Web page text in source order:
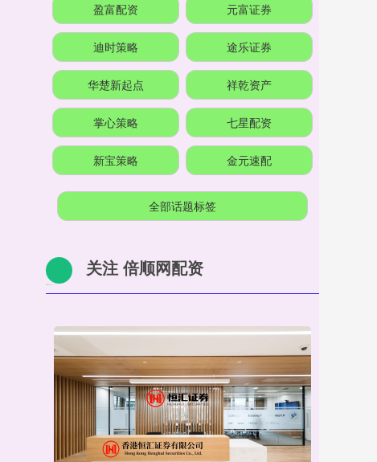
盈富配资 元富证券
迪时策略 途乐证券
华楚新起点 祥乾资产
掌心策略 七星配资
新宝策略 金元速配
全部话题标签
关注 倍顺网配资